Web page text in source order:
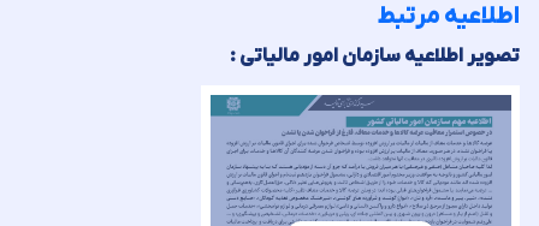
اطلاعیه مرتبط
تصویر اطلاعیه سازمان امور مالیاتی :